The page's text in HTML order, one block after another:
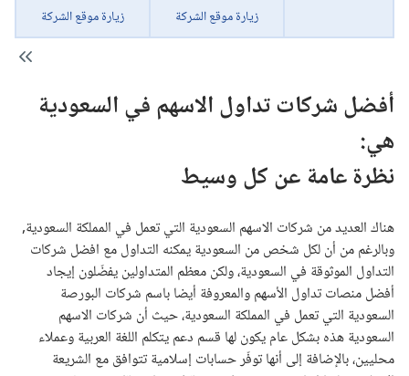
زيارة موقع الشركة زيارة موقع الشركة
أفضل شركات تداول الاسهم في السعودية
هي:
نظرة عامة عن كل وسيط
هناك العديد من شركات الاسهم السعودية التي تعمل في المملكة السعودية,
وبالرغم من أن لكل شخص من السعودية يمكنه التداول مع افضل شركات
التداول الموثوقة في السعودية، ولكن معظم المتداولين يفضّلون إيجاد
أفضل منصات تداول الأسهم والمعروفة أيضا باسم شركات البورصة
السعودية التي تعمل في المملكة السعودية، حيث أن شركات الاسهم
السعودية هذه بشكل عام يكون لها قسم دعم يتكلم اللغة العربية وعملاء
محليين، بالإضافة إلى أنها توفّر حسابات إسلامية تتوافق مع الشريعة